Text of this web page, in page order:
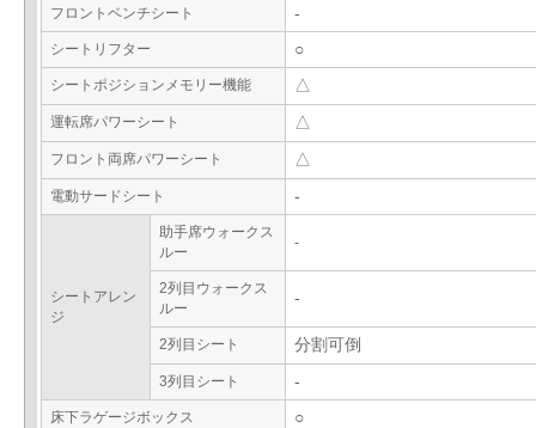
フロントベンチシート -
シートリフター ○
シートポジションメモリー機能 △
運転席パワーシート △
フロント両席パワーシート △
電動サードシート -
シートアレン
ジ
助手席ウォークス
ルー
-
2列目ウォークス
ルー
-
2列目シート 分割可倒
3列目シート -
床下ラゲージボックス ○